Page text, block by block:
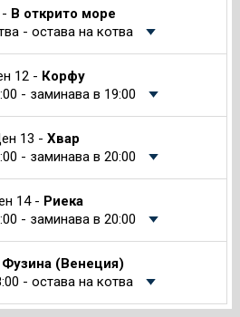
В открито море
- остава на котва
12 - Корфу
- заминава в 19:00
13 - Хвар
- заминава в 20:00
14 - Риека
- заминава в 20:00
Фузина (Венеция)
- остава на котва